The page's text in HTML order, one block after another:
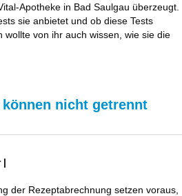
Apotheke in Bad Saulgau überzeugt.
sie anbietet und ob diese Tests
von ihr auch wissen, wie sie die
können nicht getrennt
|
der Rezeptabrechnung setzen voraus,